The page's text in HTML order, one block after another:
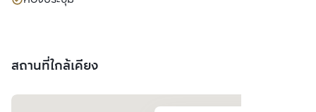
สถานที่ใกล้เคียง